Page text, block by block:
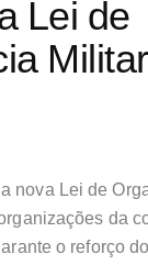
Lei de
nova Lei de
da
o reforço